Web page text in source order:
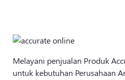
Melayani penjualan Produk
untuk kebutuhan Perusahaan